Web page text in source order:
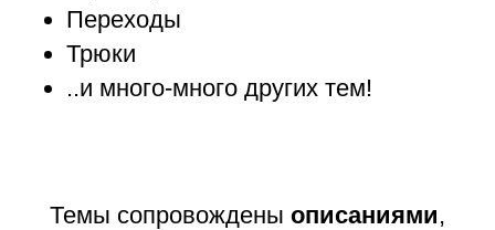
Переходы
Трюки
..и много-много других тем!
Темы сопровождены описаниями,